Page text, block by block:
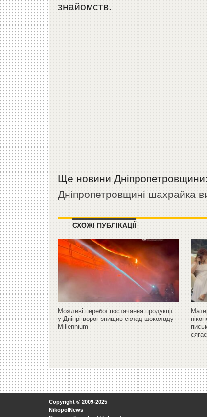
знайомств.
Ще новини Дніпропетровщини:
Дніпропетровщині шахрайка
СХОЖІ ПУБЛІКАЦІЇ
Можливі перебої постачання продукції:
у Дніпрі ворог знищив склад шоколаду
Millennium
Copyright © 2009-2025
NikopolNews